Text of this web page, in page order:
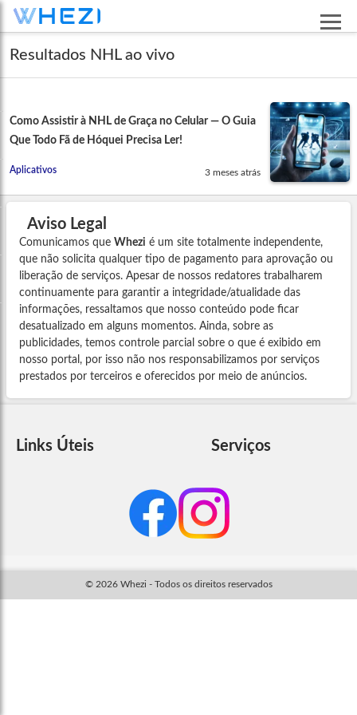
Resultados NHL ao vivo
Como Assistir à NHL de Graça no Celular — O Guia
Que Todo Fã de Hóquei Precisa Ler!
Aplicativos 3 meses atrás
Aviso Legal
Comunicamos que Whezi é um site totalmente independente,
que não solicita qualquer tipo de pagamento para aprovação ou
liberação de serviços. Apesar de nossos redatores trabalharem
continuamente para garantir a integridade/atualidade das
informações, ressaltamos que nosso conteúdo pode ficar
desatualizado em alguns momentos. Ainda, sobre as
publicidades, temos controle parcial sobre o que é exibido em
nosso portal, por isso não nos responsabilizamos por serviços
prestados por terceiros e oferecidos por meio de anúncios.
Links Úteis Serviços
© 2026 Whezi - Todos os direitos reservados